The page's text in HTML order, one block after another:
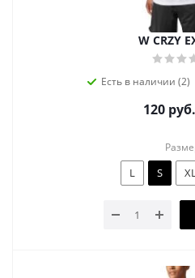
W CRZY
Есть в наличии (2)
120руб.
L S